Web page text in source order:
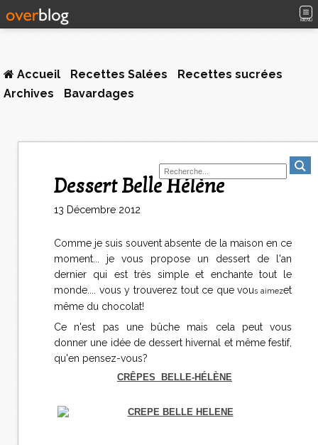
MENU
Accueil Recettes Salées
Recettes sucrées
Archives
Bavardages
Dessert Belle Hélène
13 Décembre 2012
Comme je suis souvent absente de la maison en ce
moment... je vous propose un dessert de l'an
dernier qui est très simple et enchante tout le
monde.... vous y trouverez tout ce que vous aimezet
même du chocolat!
Ce n'est pas une bûche mais cela peut vous
donner une idée de dessert hivernal et même festif,
qu'en pensez-vous?
CRÊPES BELLE-HÉLÈNE